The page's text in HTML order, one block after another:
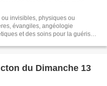
invisibles, physiques ou
évangiles, angéologie
et des soins pour la guérison
de votre propre destinée.
du Dimanche 13